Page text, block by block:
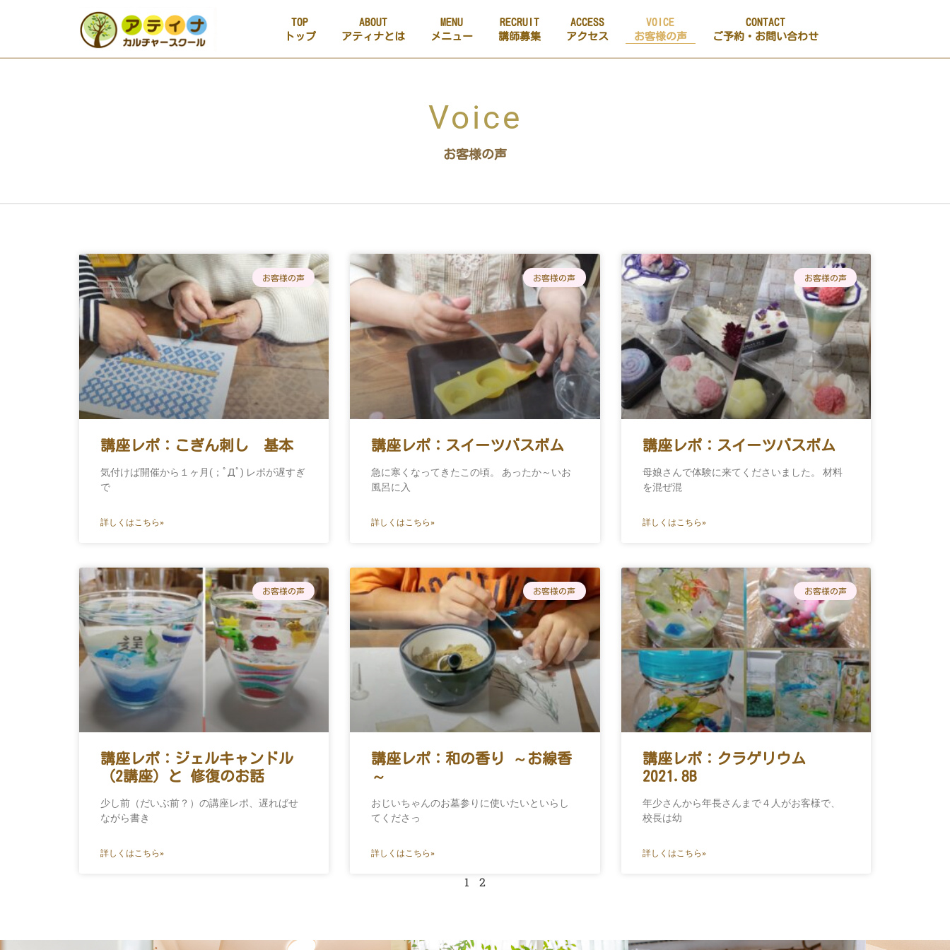
TOP
トップ
ABOUT
アティナとは
MENU
メニュー
RECRUIT
講師募集
ACCESS
アクセス
VOICE
お客様の声
CONTACT
ご予約・お問い合わせ
Voice
お客様の声
お客様の声
講座レポ：こぎん刺し 基本
気付けば開催から１ヶ月(；ﾟДﾟ) レポが遅すぎ
で
詳しくはこちら»
お客様の声
講座レポ：スイーツバスボム
急に寒くなってきたこの頃。 あったか～いお
風呂に入
詳しくはこちら»
お客様の声
講座レポ：スイーツバスボム
母娘さんで体験に来てくださいました。 材料
を混ぜ混
詳しくはこちら»
お客様の声
講座レポ：ジェルキャンドル
（2講座）と 修復のお話
少し前（だいぶ前？）の講座レポ、遅ればせ
ながら書き
詳しくはこちら»
お客様の声
講座レポ：和の香り ～お線香
～
おじいちゃんのお墓参りに使いたいといらし
てくださっ
詳しくはこちら»
お客様の声
講座レポ：クラゲリウム
2021.8B
年少さんから年長さんまで４人がお客様で、
校長は幼
詳しくはこちら»
1 2